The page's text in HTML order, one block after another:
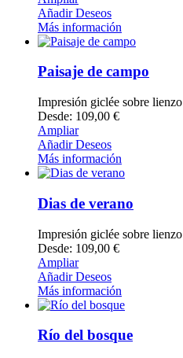
Añadir Deseos
Más información
Paisaje de campo
Impresión giclée sobre lienzo
Desde: 109,00 €
Ampliar
Añadir Deseos
Más información
Dias de verano
Impresión giclée sobre lienzo
Desde: 109,00 €
Ampliar
Añadir Deseos
Más información
Río del bosque